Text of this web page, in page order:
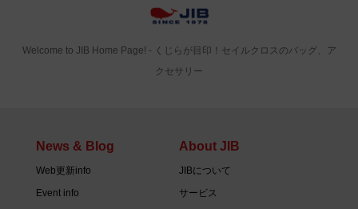
Welcome to JIB Home Page! ‐ くじらが目印！セイルクロスのバッグ、ア
クセサリー
News & Blog
Web更新info
Event info
About JIB
JIBについて
サービス